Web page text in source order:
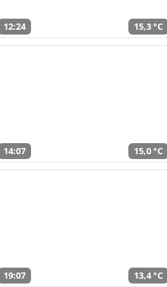
12:24 15,3 °C
14:07 15,0 °C
19:07 13,4 °C